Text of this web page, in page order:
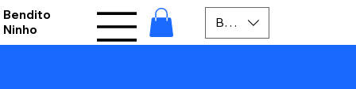
Bendito
Ninho
BRL (R$)